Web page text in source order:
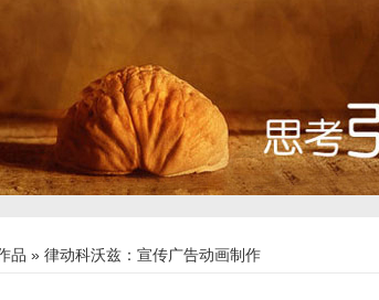
品 » 律动科沃兹：宣传广告动画制作